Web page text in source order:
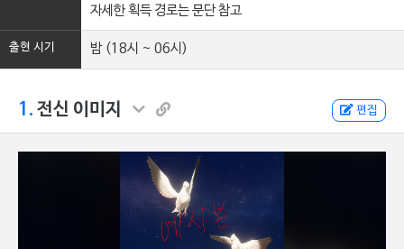
자세한 획득 경로는 문단 참고
출현 시기 밤 (18시 ~ 06시)
1. 전신 이미지 편집